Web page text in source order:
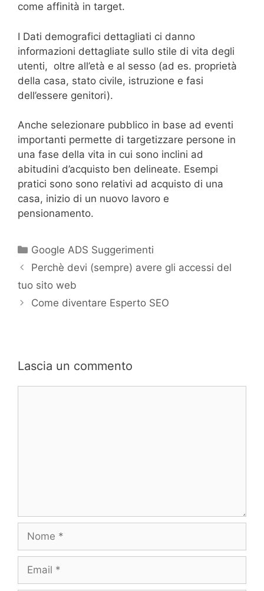
come affinità in target.
I Dati demografici dettagliati ci danno
informazioni dettagliate sullo stile di vita degli
utenti, oltre all’età e al sesso (ad es. proprietà
della casa, stato civile, istruzione e fasi
dell’essere genitori).
Anche selezionare pubblico in base ad eventi
importanti permette di targetizzare persone in
una fase della vita in cui sono inclini ad
abitudini d’acquisto ben delineate. Esempi
pratici sono sono relativi ad acquisto di una
casa, inizio di un nuovo lavoro e
pensionamento.
Google ADS Suggerimenti
Perchè devi (sempre) avere gli accessi del
tuo sito web
Come diventare Esperto SEO
Lascia un commento